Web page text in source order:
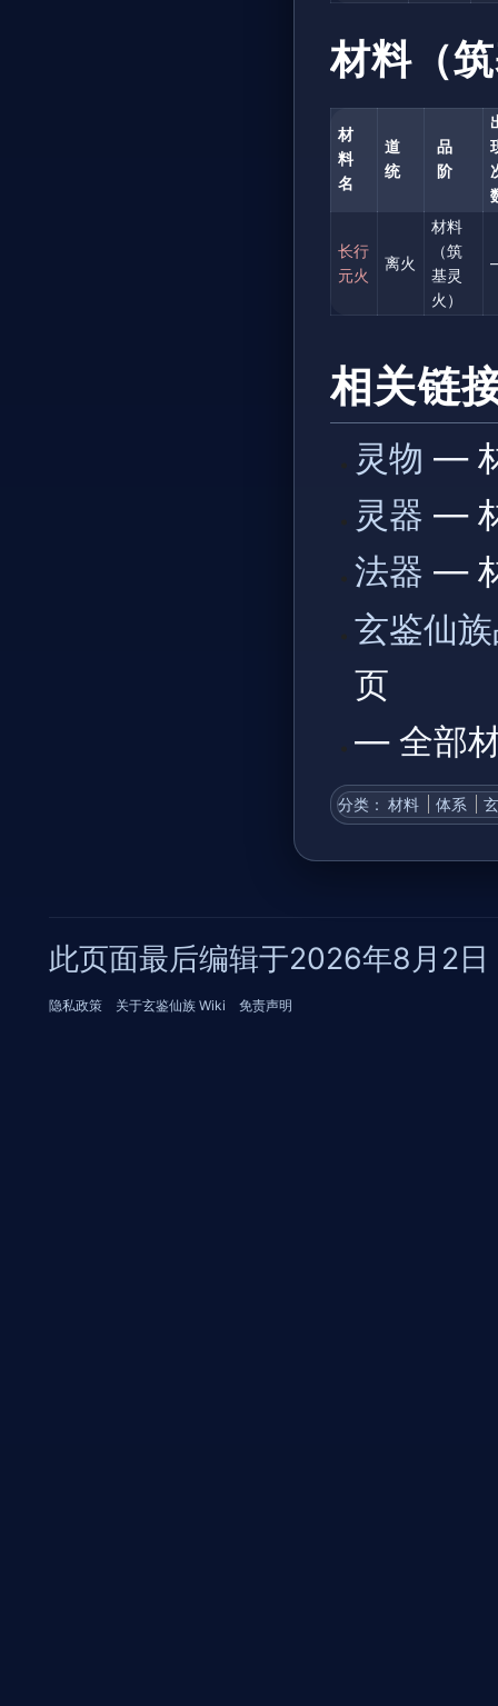
材料（
材
料
名
道
统
品
阶
长行
元火
离火
材料
（筑
基灵
火）
相关链
灵物 —
灵器 —
法器 —
玄鉴仙
页
— 全部
分类 ：​ 材料 体系
此页面最后编辑于2026年8月2
隐私政策 关于玄鉴仙族 Wiki 免责声明